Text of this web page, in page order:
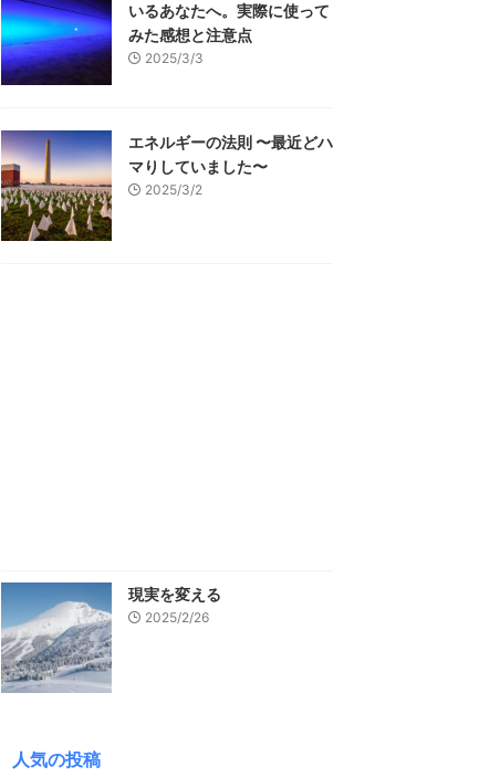
いるあなたへ。実際に使って
みた感想と注意点
2025/3/3
エネルギーの法則 〜最近どハ
マりしていました〜
2025/3/2
現実を変える
2025/2/26
人気の投稿